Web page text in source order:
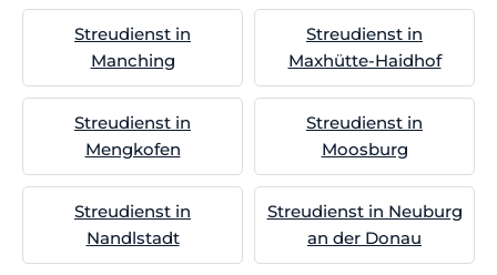
Streudienst in
Manching
Streudienst in
Maxhütte-Haidhof
Streudienst in
Mengkofen
Streudienst in
Moosburg
Streudienst in
Nandlstadt
Streudienst in Neuburg
an der Donau